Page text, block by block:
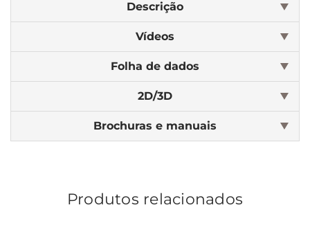
Descrição
Vídeos
Folha de dados
2D/3D
Brochuras e manuais
Produtos relacionados